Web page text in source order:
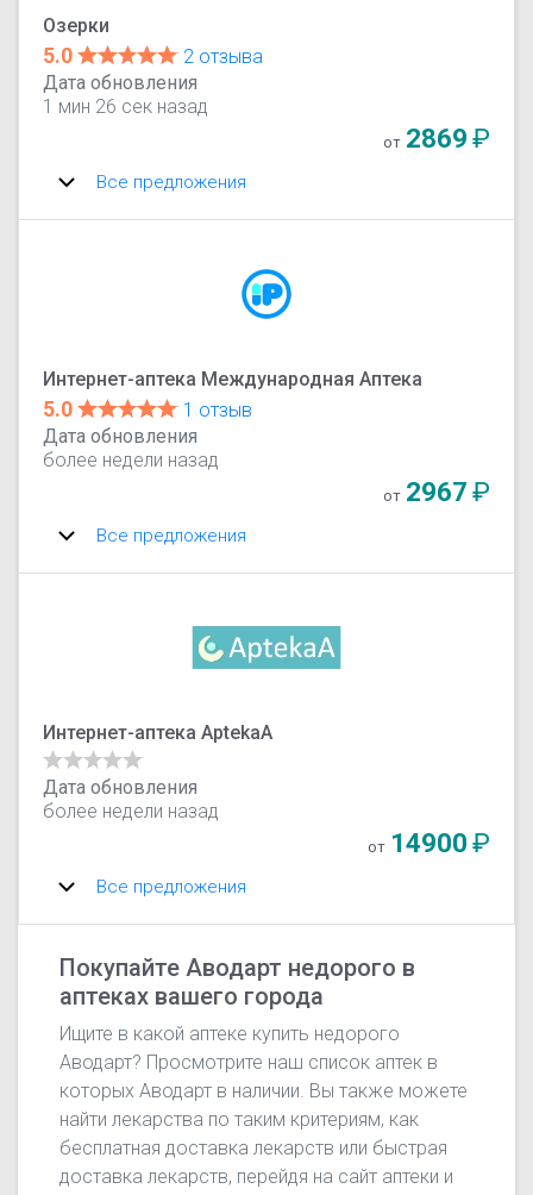
Озерки
5.0
2 отзыва
Дата обновления
1 мин 26 сек назад
от 2869₽
Все предложения
Интернет-аптека Международная Аптека
5.0
1 отзыв
Дата обновления
более недели назад
от 2967₽
Все предложения
Интернет-аптека AptekaA
Дата обновления
более недели назад
от 14900₽
Все предложения
Покупайте Аводарт недорого в
аптеках вашего города
Ищите в какой аптеке купить недорого
Аводарт? Просмотрите наш список аптек в
которых Аводарт в наличии. Вы также можете
найти лекарства по таким критериям, как
бесплатная доставка лекарств или быстрая
доставка лекарств, перейдя на сайт аптеки и